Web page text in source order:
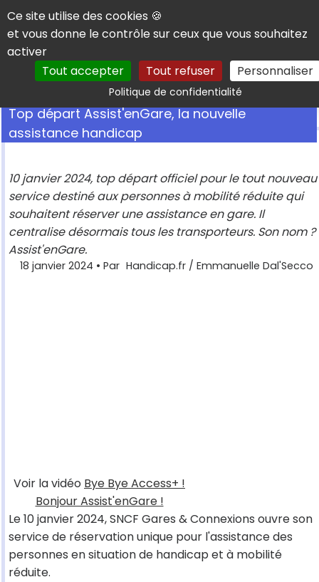
Panneau de gestion des cookies
Ce site utilise des cookies 🍪
et vous donne le contrôle sur ceux que vous souhaitez
activer
Tout accepter
Tout refuser Personnaliser
Politique de confidentialitéRechercher
Top départ Assist'enGare, la nouvelle
assistance handicap
10 janvier 2024, top départ officiel pour le tout nouveau
service destiné aux personnes à mobilité réduite qui
souhaitent réserver une assistance en gare. Il
centralise désormais tous les transporteurs. Son nom ?
Assist'enGare.
18 janvier 2024 • Par Handicap.fr / Emmanuelle Dal'Secco
Voir la vidéo Bye Bye Access+ !
Bonjour Assist'enGare !
Le 10 janvier 2024, SNCF Gares & Connexions ouvre son
service de réservation unique pour l'assistance des
personnes en situation de handicap et à mobilité
réduite.